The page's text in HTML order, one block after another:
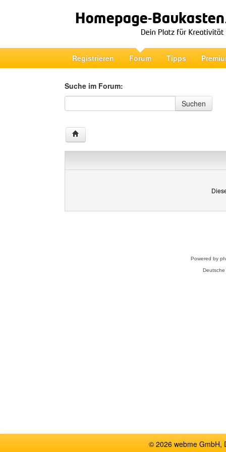
Registrieren Forum Tipps
Suche im Forum:
Suche im Forum
Suchen
Powered by
© 2026 webme GmbH,